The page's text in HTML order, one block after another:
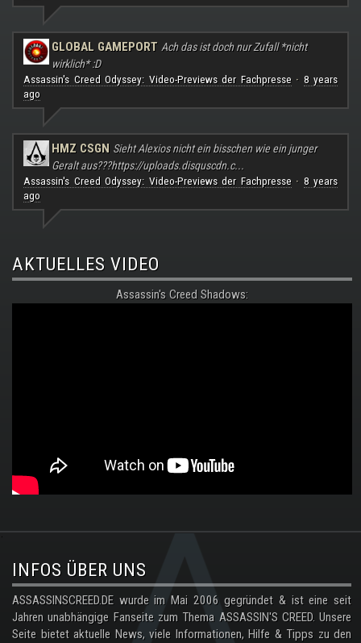
GLOBAL GAMEPORT Ach das ist doch nur Zufall *nicht
wirklich* :D
Assassin's Creed Odyssey: Video-Previews der Fachpresse· 8 years
ago
HMZ CSGN Sieht Alexios nicht ein bisschen wie ein junger
Geralt aus???https://uploads.disquscdn.c...
Assassin's Creed Odyssey: Video-Previews der Fachpresse· 8 years
ago
AKTUELLES VIDEO
Assassin's Creed Shadows:
.
INFOS ÜBER UNS
ASSASSINSCREED.DE wurde im Mai 2006 gegründet & ist eine seit
Jahren unabhängige Fanseite zum Thema ASSASSIN'S CREED. Unsere
Seite bietet aktuelle News, viele Informationen, Hilfe & Tipps zu den